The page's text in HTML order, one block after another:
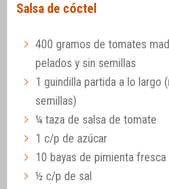
Salsa de cóctel
400 gramos de tomates
pelados y sin semillas
1 guindilla partida a lo largo
semillas)
¼ taza de salsa de tomate
1 c/p de azúcar
10 bayas de pimienta
½ c/p de sal